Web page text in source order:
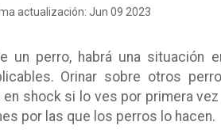
actualización: Jun 09 2023
un perro, habrá una situación
Orinar sobre otros
shock si lo ves por primera
por las que los perros lo hacen.